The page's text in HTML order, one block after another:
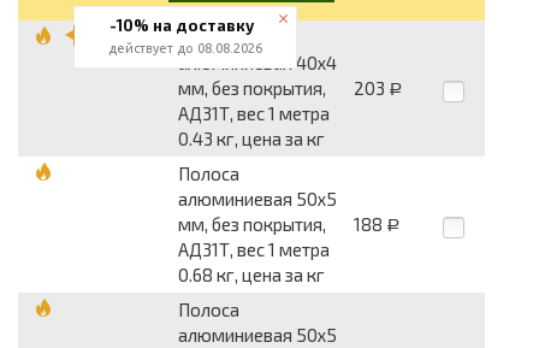
Полоса
алюминиевая 40x4
мм, без покрытия,
АД31Т, вес 1 метра
0.43 кг, цена за кг
203 Р
Полоса
алюминиевая 50x5
мм, без покрытия,
АД31Т, вес 1 метра
0.68 кг, цена за кг
188 Р
Полоса
алюминиевая 50x5
-10% на доставку
действует до 08.08.2026